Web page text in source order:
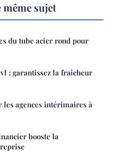
sujet
du tube acier rond pour
: garantissez la fraîcheur
les agences intérimaires à
booste la